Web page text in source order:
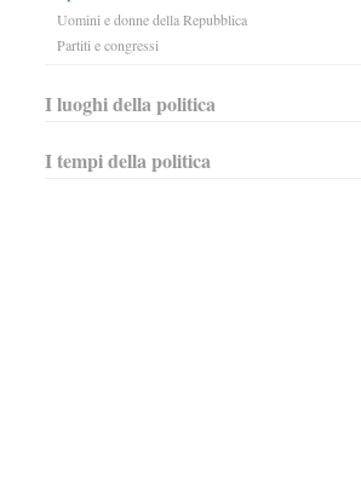
Uomini e donne della Repubblica
Partiti e congressi
I luoghi della politica
I tempi della politica